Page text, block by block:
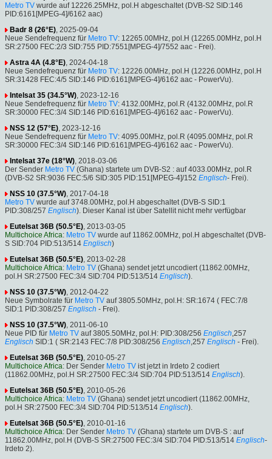
Metro TV wurde auf 12226.25MHz, pol.H abgeschaltet (DVB-S2 SID:146
PID:6161[MPEG-4]/6162 aac)
Badr 8 (26°E) , 2025-09-04
Neue Sendefrequenz für Metro TV: 12265.00MHz, pol.H (12265.00MHz, pol.H
SR:27500 FEC:2/3 SID:755 PID:7551[MPEG-4]/7552 aac - Frei).
Astra 4A (4.8°E) , 2024-04-18
Neue Sendefrequenz für Metro TV: 12226.00MHz, pol.H (12226.00MHz, pol.H
SR:31428 FEC:4/5 SID:146 PID:6161[MPEG-4]/6162 aac - PowerVu).
Intelsat 35 (34.5°W) , 2023-12-16
Neue Sendefrequenz für Metro TV: 4132.00MHz, pol.R (4132.00MHz, pol.R
SR:30000 FEC:3/4 SID:146 PID:6161[MPEG-4]/6162 aac - PowerVu).
NSS 12 (57°E) , 2023-12-16
Neue Sendefrequenz für Metro TV: 4095.00MHz, pol.R (4095.00MHz, pol.R
SR:30000 FEC:3/4 SID:146 PID:6161[MPEG-4]/6162 aac - PowerVu).
Intelsat 37e (18°W) , 2018-03-06
Der Sender Metro TV (Ghana) startete um DVB-S2 : auf 4033.00MHz, pol.R
(DVB-S2 SR:9036 FEC:5/6 SID:305 PID:151[MPEG-4]/152 Englisch- Frei).
NSS 10 (37.5°W) , 2017-04-18
Metro TV wurde auf 3748.00MHz, pol.H abgeschaltet (DVB-S SID:1
PID:308/257 Englisch). Dieser Kanal ist über Satellit nicht mehr verfügbar
Eutelsat 36B (50.5°E) , 2013-03-05
Multichoice Africa: Metro TV wurde auf 11862.00MHz, pol.H abgeschaltet (DVB-
S SID:704 PID:513/514 Englisch)
Eutelsat 36B (50.5°E) , 2013-02-28
Multichoice Africa: Metro TV (Ghana) sendet jetzt uncodiert (11862.00MHz,
pol.H SR:27500 FEC:3/4 SID:704 PID:513/514 Englisch).
NSS 10 (37.5°W) , 2012-04-22
Neue Symbolrate für Metro TV auf 3805.50MHz, pol.H: SR:1674 ( FEC:7/8
SID:1 PID:308/257 Englisch - Frei).
NSS 10 (37.5°W) , 2011-06-10
Neue PID für Metro TV auf 3805.50MHz, pol.H: PID:308/256 Englisch ,257
Englisch SID:1 ( SR:2143 FEC:7/8 PID:308/256 Englisch ,257 Englisch - Frei).
Eutelsat 36B (50.5°E) , 2010-05-27
Multichoice Africa: Der Sender Metro TV ist jetzt in Irdeto 2 codiert
(11862.00MHz, pol.H SR:27500 FEC:3/4 SID:704 PID:513/514 Englisch).
Eutelsat 36B (50.5°E) , 2010-05-26
Multichoice Africa: Metro TV (Ghana) sendet jetzt uncodiert (11862.00MHz,
pol.H SR:27500 FEC:3/4 SID:704 PID:513/514 Englisch).
Eutelsat 36B (50.5°E) , 2010-01-16
Multichoice Africa: Der Sender Metro TV (Ghana) startete um DVB-S : auf
11862.00MHz, pol.H (DVB-S SR:27500 FEC:3/4 SID:704 PID:513/514 Englisch-
Irdeto 2).